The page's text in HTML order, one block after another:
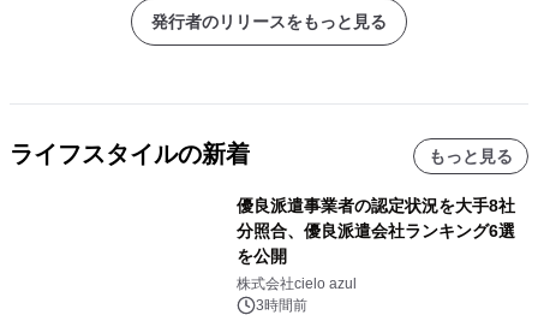
発行者のリリースをもっと見る
ライフスタイルの新着 もっと見る
優良派遣事業者の認定状況を大手8社
分照合、優良派遣会社ランキング6選
を公開
株式会社cielo azul
3時間前